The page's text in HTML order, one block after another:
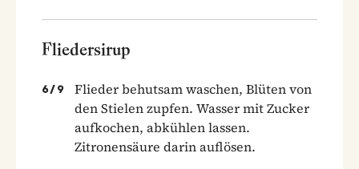
Fliedersirup
6/ 9
Flieder behutsam waschen, Blüten von
den Stielen zupfen. Wasser mit Zucker
aufkochen, abkühlen lassen.
Zitronensäure darin auflösen.